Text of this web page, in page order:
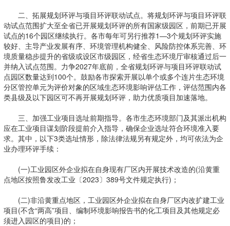
二、拓展规划环评与项目环评联动试点。将规划环评与项目环评联
动试点范围扩大至全省已开展规划环评的所有国家级园区，前期已开展
试点的16个园区继续执行。各市每年可另行推荐1—3个规划环评实施
较好、主导产业发展有序、环境管理机构健全、风险防控体系完善、环
境质量稳步提升的省级或设区市级园区，经省生态环境厅审核通过后一
并纳入试点范围。力争2027年底前，全省规划环评与项目环评联动试
点园区数量达到100个。鼓励各市探索开展以单个或多个连片生态环境
分区管控单元为评价对象的区域生态环境影响评估工作，评估范围内各
类县级及以下园区可不再开展规划环评，助力优质项目加速落地。
三、加强工业项目选址前期指导。各市生态环境部门及其派出机构
应在工业项目谋划阶段提前介入指导，确保企业选址符合环境准入要
求。其中，以下3类选址情形，除法律法规另有规定外，均可依法为企
业办理环评手续：
(一)工业园区外企业拟在自身现有厂区内开展技术改造的(沿黄重
点地区按照鲁发改工业〔2023〕389号文件规定执行)；
(二)非沿黄重点地区，工业园区外企业拟在自身厂区内改扩建工业
项目(不含“两高”项目、编制环境影响报告书的化工项目及其他规定必
须进入园区的项目)的；